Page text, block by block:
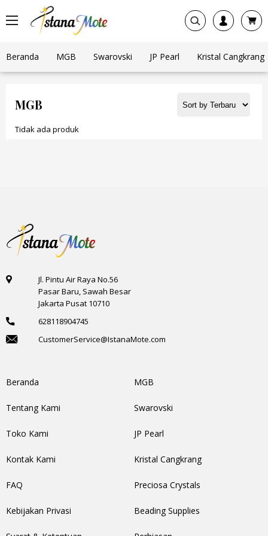
Beranda MGB Swarovski JP Pearl Kristal Cangkrang
MGB
Tidak ada produk
Jl. Pintu Air Raya No.56
Pasar Baru, Sawah Besar
Jakarta Pusat 10710
628118904745
CustomerService@IstanaMote.com
Beranda
Tentang Kami
Toko Kami
Kontak Kami
FAQ
Kebijakan Privasi
MGB
Swarovski
JP Pearl
Kristal Cangkrang
Preciosa Crystals
Beading Supplies